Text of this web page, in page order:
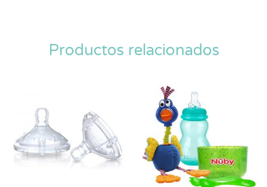
Productos relacionados